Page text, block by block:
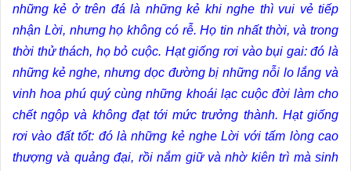
những kẻ ở trên đá là những kẻ khi nghe thì vui vẻ tiếp
nhận Lời, nhưng họ không có rễ. Họ tin nhất thời, và trong
thời thử thách, họ bỏ cuộc. Hạt giống rơi vào bụi gai: đó là
những kẻ nghe, nhưng dọc đường bị những nỗi lo lắng và
vinh hoa phú quý cùng những khoái lạc cuộc đời làm cho
chết ngộp và không đạt tới mức trưởng thành. Hạt giống
rơi vào đất tốt: đó là những kẻ nghe Lời với tấm lòng cao
thượng và quảng đại, rồi nắm giữ và nhờ kiên trì mà sinh